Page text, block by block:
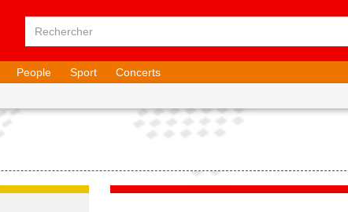
People Sport Concerts